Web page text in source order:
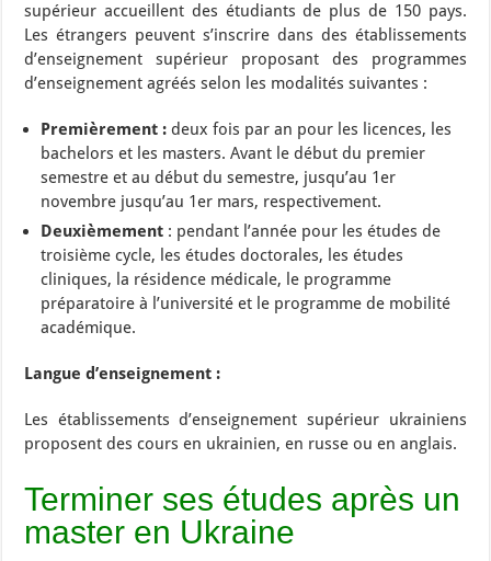
supérieur accueillent des étudiants de plus de 150 pays.
Les étrangers peuvent s’inscrire dans des établissements
d’enseignement supérieur proposant des programmes
d’enseignement agréés selon les modalités suivantes :
Premièrement : deux fois par an pour les licences, les
bachelors et les masters. Avant le début du premier
semestre et au début du semestre, jusqu’au 1er
novembre jusqu’au 1er mars, respectivement.
Deuxièmement : pendant l’année pour les études de
troisième cycle, les études doctorales, les études
cliniques, la résidence médicale, le programme
préparatoire à l’université et le programme de mobilité
académique.
Langue d’enseignement :
Les établissements d’enseignement supérieur ukrainiens
proposent des cours en ukrainien, en russe ou en anglais.
Terminer ses études après un
master en Ukraine